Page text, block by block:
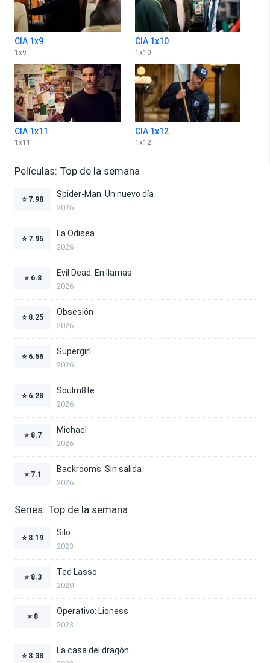
CIA 1x9
1 x9
CIA 1x10
1 x10
CIA 1x11
1 x11
CIA 1x12
1 x12
Películas: Top de la semana
⭐ 7.98
Spider-Man: Un nuevo día
2026
⭐ 7.95
La Odisea
2026
⭐ 6.8
Evil Dead: En llamas
2026
⭐ 8.25
Obsesión
2026
⭐ 6.56
Supergirl
2026
⭐ 6.28
Soulm8te
2026
⭐ 8.7
Michael
2026
⭐ 7.1
Backrooms: Sin salida
2026
Series: Top de la semana
⭐ 8.19
Silo
2023
⭐ 8.3
Ted Lasso
2020
⭐ 8
Operativo: Lioness
2023
⭐ 8.38
La casa del dragón